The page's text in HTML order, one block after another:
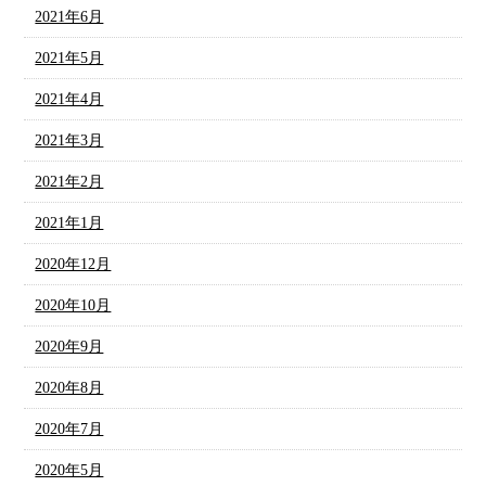
2021年6月
2021年5月
2021年4月
2021年3月
2021年2月
2021年1月
2020年12月
2020年10月
2020年9月
2020年8月
2020年7月
2020年5月